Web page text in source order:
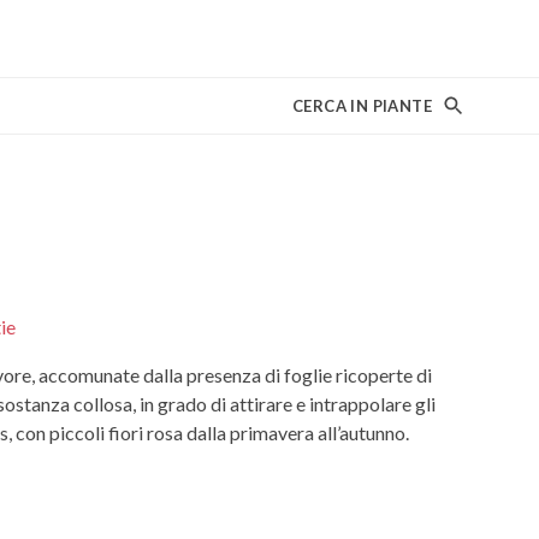
CERCA IN PIANTE
accomunate dalla presenza di foglie ricoperte di
collosa, in grado di attirare e intrappolare gli
con piccoli fiori rosa dalla primavera all’autunno.